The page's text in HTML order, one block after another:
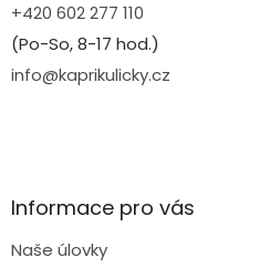
+420 602 277 110
(Po-So, 8-17 hod.)
info@kaprikulicky.cz
Informace pro vás
Naše úlovky